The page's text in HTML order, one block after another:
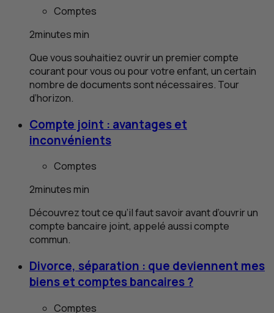
Comptes
2minutesmin
Que vous souhaitiez ouvrir un premier compte
courant pour vous ou pour votre enfant, un certain
nombre de documents sont nécessaires. Tour
d’horizon.
Compte joint : avantages et
inconvénients
Comptes
2minutesmin
Découvrez tout ce qu’il faut savoir avant d’ouvrir un
compte bancaire joint, appelé aussi compte
commun.
Divorce, séparation : que deviennent mes
biens et comptes bancaires ?
Comptes